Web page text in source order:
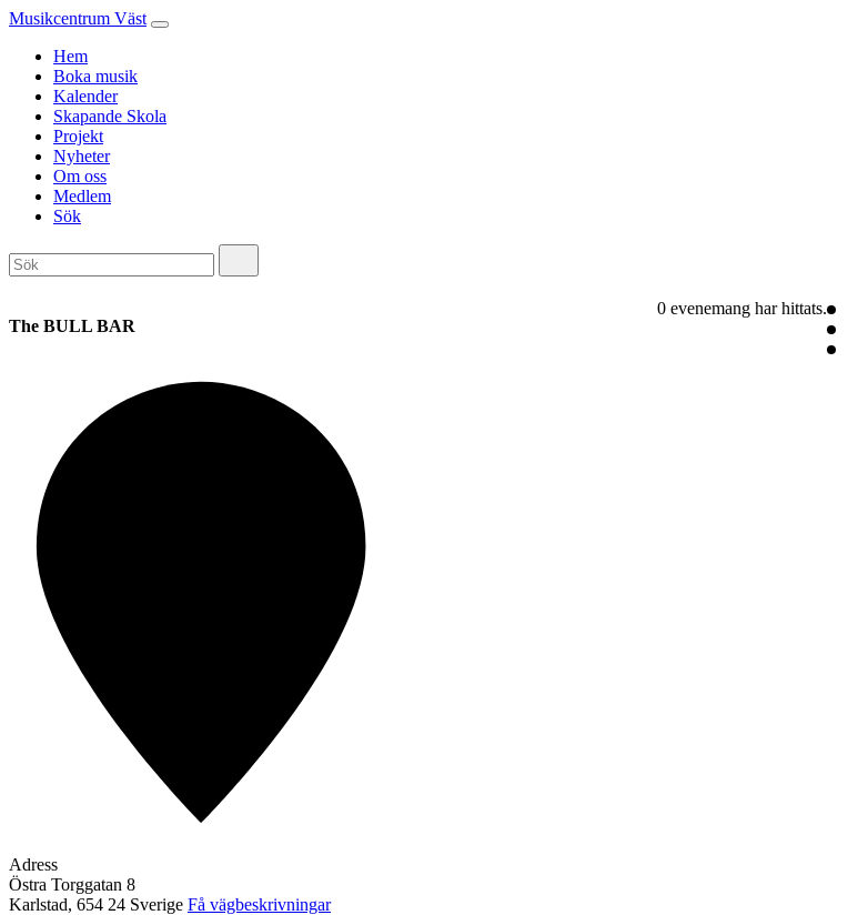
Musikcentrum Väst
Hem
Boka musik
Kalender
Skapande Skola
Projekt
Nyheter
Om oss
Medlem
Sök
0 evenemang har hittats.
The BULL BAR
Adress
Östra Torggatan 8
Karlstad, 654 24 Sverige Få vägbeskrivningar